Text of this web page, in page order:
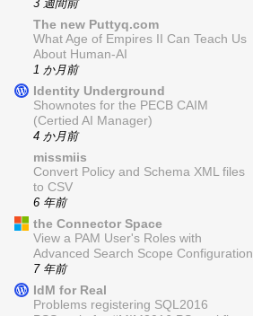
3 週間前
The new Puttyq.com
What Age of Empires II Can Teach Us
About Human-AI
1 か月前
Identity Underground
Shownotes for the PECB CAIM
(Certied AI Manager)
4 か月前
missmiis
Convert Policy and Schema XML files
to CSV
6 年前
the Connector Space
View a PAM User's Roles with
Advanced Search Scope Configuration
7 年前
IdM for Real
Problems registering SQL2016